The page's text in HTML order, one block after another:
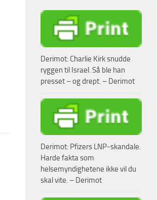
Derimot: Charlie Kirk snudde
ryggen til Israel. Så ble han
presset – og drept. – Derimot
Derimot: Pfizers LNP-skandale.
Harde fakta som
helsemyndighetene ikke vil du
skal vite. – Derimot